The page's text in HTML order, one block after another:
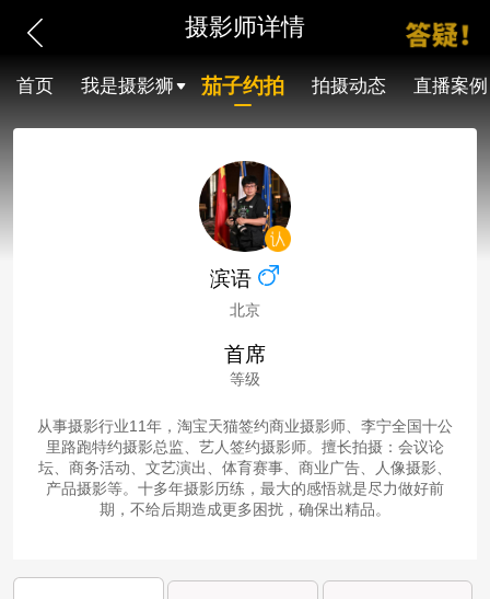
摄影师详情
首页 我是摄影狮 茄子约拍 拍摄动态 直播案例
滨语
北京
首席
等级
从事摄影行业11年，淘宝天猫签约商业摄影师、李宁全国十公
里路跑特约摄影总监、艺人签约摄影师。擅长拍摄：会议论
坛、商务活动、文艺演出、体育赛事、商业广告、人像摄影、
产品摄影等。十多年摄影历练，最大的感悟就是尽力做好前
期，不给后期造成更多困扰，确保出精品。